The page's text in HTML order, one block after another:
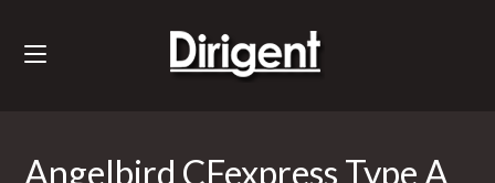
Angelbird CFexpress Type A